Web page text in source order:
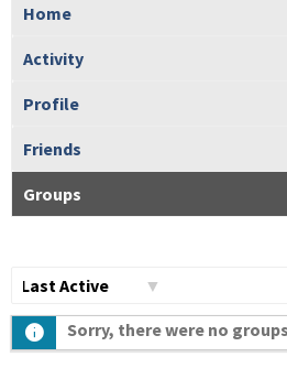
Home
Activity
Profile
Friends
Groups
по:
Sorry, there were no